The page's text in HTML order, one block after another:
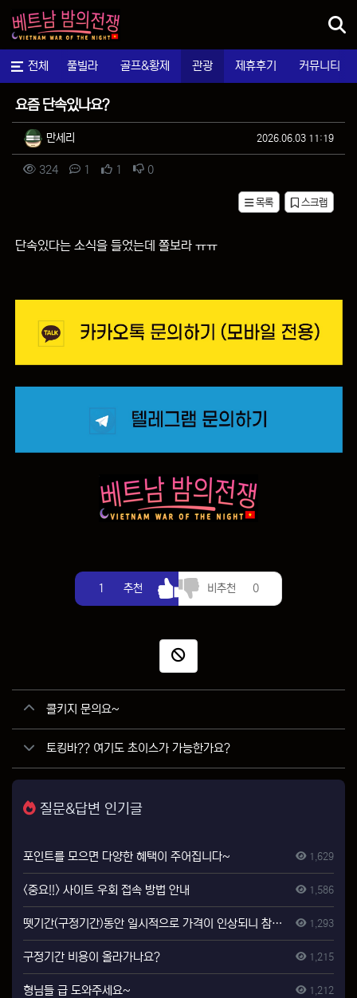
전체 메뉴
마사지 풀빌라 골프&황제 관광 제휴후기 커뮤니티
질문&답변
요즘 단속있나요?
작성자 정보
만세리 작성일
2026.06.03 11:19
컨텐츠 정보
324조회 1 댓글 1 추천 0비추천
목록 스크랩
본문
단속있다는 소식을 들었는데 쫄보라 ㅠㅠ
1 추천 추천 비추천 0
비추천
신고
관련자료
콜키지 문의요~
토킹바?? 여기도 초이스가 가능한가요?
질문&답변 인기글
포인트를 모으면 다양한 혜택이 주어집니다~ 1,629
<중요!!> 사이트 우회 접속 방법 안내 1,586
뗏기간(구정기간)동안 일시적으로 가격이 인상되니 참고하시기 바랍니다. 1,293
구정기간 비용이 올라가나요? 1,215
형님들 급 도와주세요~ 1,212